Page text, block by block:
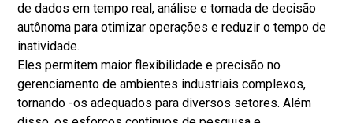
de dados em tempo real, análise e tomada de decisão
autônoma para otimizar operações e reduzir o tempo de
inatividade.
Eles permitem maior flexibilidade e precisão no
gerenciamento de ambientes industriais complexos,
tornando -os adequados para diversos setores. Além